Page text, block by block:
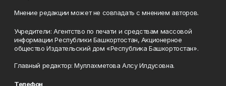
Мнение редакции может не совпадать с мнением авторов.
Учредители: Агентство по печати и средствам массовой
информации Республики Башкортостан, Акционерное
общество Издательский дом «Республика Башкортостан».
Главный редактор: Муллахметова Алсу Илдусовна.
Телефон